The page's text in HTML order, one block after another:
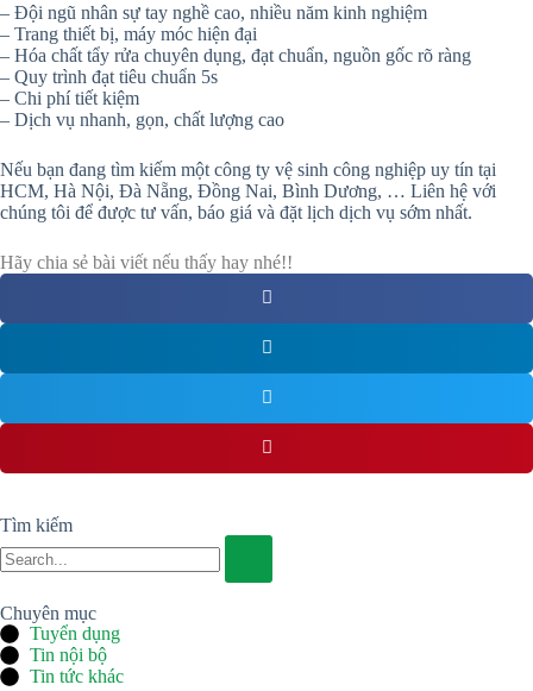
– Đội ngũ nhân sự tay nghề cao, nhiều năm kinh nghiệm
– Trang thiết bị, máy móc hiện đại
– Hóa chất tẩy rửa chuyên dụng, đạt chuẩn, nguồn gốc rõ ràng
– Quy trình đạt tiêu chuẩn 5s
– Chi phí tiết kiệm
– Dịch vụ nhanh, gọn, chất lượng cao
Nếu bạn đang tìm kiếm một công ty vệ sinh công nghiệp uy tín tại
HCM, Hà Nội, Đà Nẵng, Đồng Nai, Bình Dương, … Liên hệ với
chúng tôi để được tư vấn, báo giá và đặt lịch dịch vụ sớm nhất.
Hãy chia sẻ bài viết nếu thấy hay nhé!!
Tìm kiếm
Chuyên mục
Tuyển dụng
Tin nội bộ
Tin tức khác